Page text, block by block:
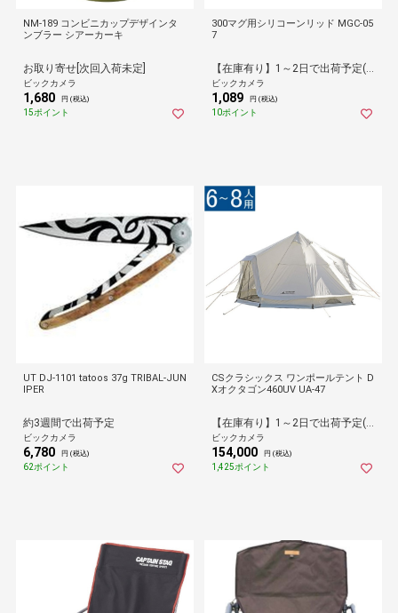
NM-189 コンビニカップデザインタ
ンブラー シアーカーキ
お取り寄せ[次回入荷未定]
ビックカメラ
1,680 円 (税込)
15ポイント
300マグ用シリコーンリッド MGC-05
7
【在庫有り】1～2日で出荷予定(日付指定可)
ビックカメラ
1,089 円 (税込)
10ポイント
UT DJ-1101 tatoos 37g TRIBAL-JUN
IPER
約3週間で出荷予定
ビックカメラ
6,780 円 (税込)
62ポイント
CSクラシックス ワンポールテント D
Xオクタゴン460UV UA-47
【在庫有り】1～2日で出荷予定(日付指定可)
ビックカメラ
154,000 円 (税込)
1,425ポイント